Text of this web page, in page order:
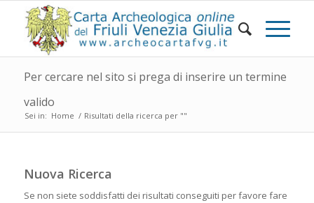
Per cercare nel sito si prega di inserire un termine
valido
Sei in: Home / Risultati della ricerca per ""
Nuova Ricerca
Se non siete soddisfatti dei risultati conseguiti per favore fare